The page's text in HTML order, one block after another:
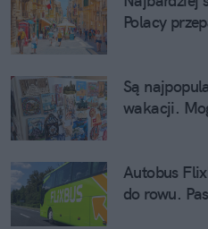
Polacy
Są
wakacji.
Autobus
do rowu.